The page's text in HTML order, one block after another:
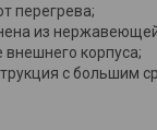
перегрева;
из
внешнего корпуса;
с большим